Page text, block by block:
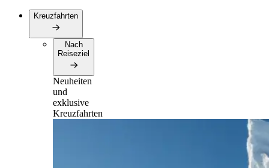
Kreuzfahrten
Nach
Reiseziel
Neuheiten
und
exklusive
Kreuzfahrten